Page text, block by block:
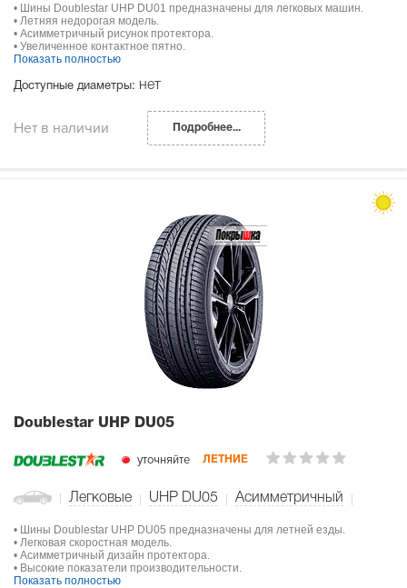
• Шины Doublestar UHP DU01 предназначены для легковых машин.
• Летняя недорогая модель.
• Асимметричный рисунок протектора.
• Увеличенное контактное пятно.
Показать полностью
Доступные диаметры: нет
Нет в наличии Подробнее...
Doublestar UHP DU05
уточняйте ЛЕТНИЕ
Легковые UHP DU05 Асимметричный
• Шины Doublestar UHP DU05 предназначены для летней езды.
• Легковая скоростная модель.
• Асимметричный дизайн протектора.
• Высокие показатели производительности.
Показать полностью